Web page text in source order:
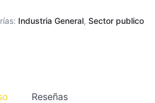
Industria General, Sector publico
Reseñas